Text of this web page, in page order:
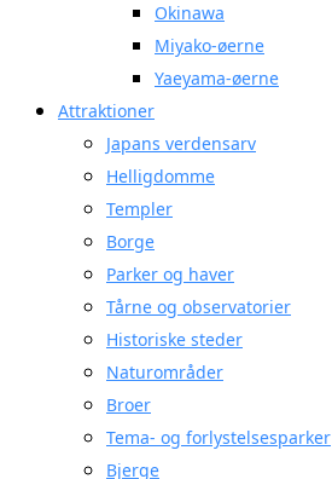
Okinawa
Miyako-øerne
Yaeyama-øerne
Attraktioner
Japans verdensarv
Helligdomme
Templer
Borge
Parker og haver
Tårne og observatorier
Historiske steder
Naturområder
Broer
Tema- og forlystelsesparker
Bjerge